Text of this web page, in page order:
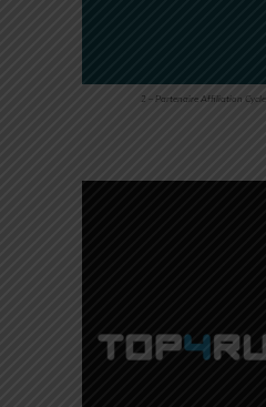
2 – Partenaire Affiliation